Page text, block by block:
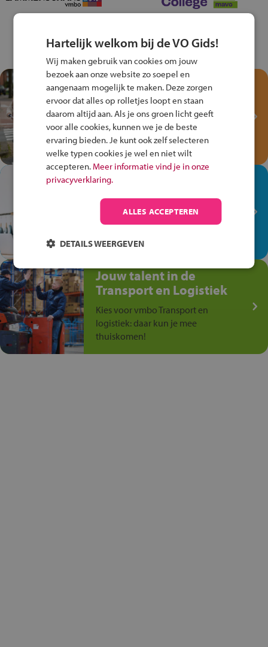
Test je kennis met het
Fiets Veilig
Verkeersspel!
Speel het Fiets Veilig Verkeersspel
en win een Cortina-fiets!
In de winkel ben je op je
plek!
Ontdek via het vmbo jouw talent
op de winkelvloer, waar elke dag
anders is!
Jouw talent in de
Transport en Logistiek
Kies voor vmbo Transport en
logistiek: daar kun je mee
thuiskomen!
Hartelijk welkom bij de VO Gids!
Wij maken gebruik van cookies om jouw
bezoek aan onze website zo soepel en
aangenaam mogelijk te maken. Deze zorgen
ervoor dat alles op rolletjes loopt en staan
daarom altijd aan. Als je ons groen licht geeft
voor alle cookies, kunnen we je de beste
ervaring bieden. Je kunt ook zelf selecteren
welke typen cookies je wel en niet wilt
accepteren. Meer informatie vind je in onze
privacyverklaring.
ALLES ACCEPTEREN
DETAILS WEERGEVEN